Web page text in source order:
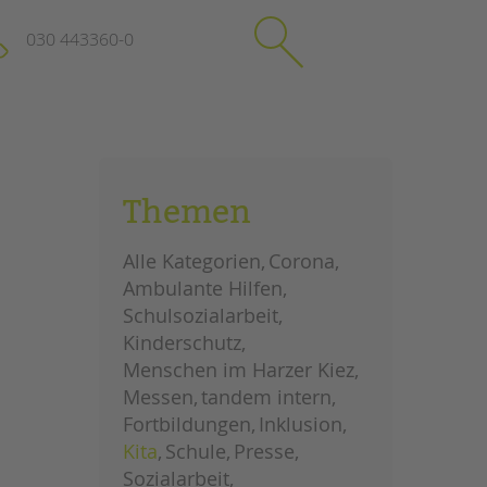
Impressum
Datenschutz
Hinweisgebersystem
Intranet
schließen
030 443360-0
SuchenThemen
Alle Kategorien Corona
Ambulante Hilfen
Schulsozialarbeit
Kinderschutz
Menschen im Harzer Kiez
Messen tandem intern
Fortbildungen Inklusion
Kita Schule Presse
Sozialarbeit